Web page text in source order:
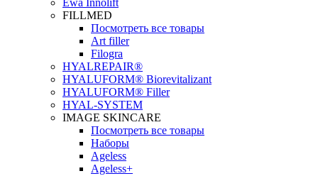
Ewa Innolift
FILLMED
Посмотреть все товары
Art filler
Filogra
НYALREPAIR®
HYALUFORM® Biorevitalizant
HYALUFORM® Filler
HYAL-SYSTEM
IMAGE SKINCARE
Посмотреть все товары
Наборы
Ageless
Ageless+